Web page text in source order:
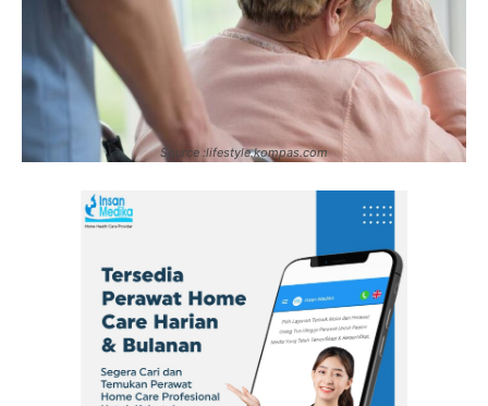
Source :lifestyle.kompas.com